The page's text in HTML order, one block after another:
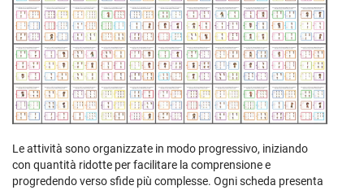
Le attività sono organizzate in modo progressivo, iniziando
con quantità ridotte per facilitare la comprensione e
progredendo verso sfide più complesse. Ogni scheda presenta